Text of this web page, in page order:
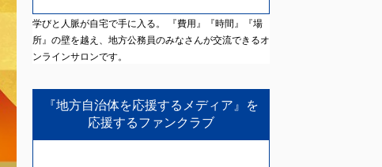
学びと人脈が自宅で手に入る。 『費用』『時間』『場
所』の壁を越え、地方公務員のみなさんが交流できるオ
ンラインサロンです。
『地方自治体を応援するメディア』を
応援するファンクラブ